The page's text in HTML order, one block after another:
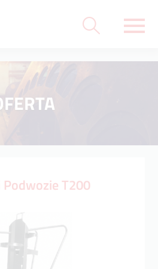
Podwozie T200